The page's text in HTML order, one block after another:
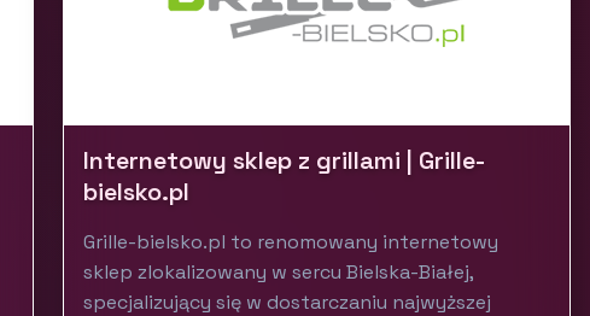
Internetowy sklep z grillami | Grille-
bielsko.pl
Grille-bielsko.pl to renomowany internetowy
sklep zlokalizowany w sercu Bielska-Białej,
specjalizujący się w dostarczaniu najwyższej